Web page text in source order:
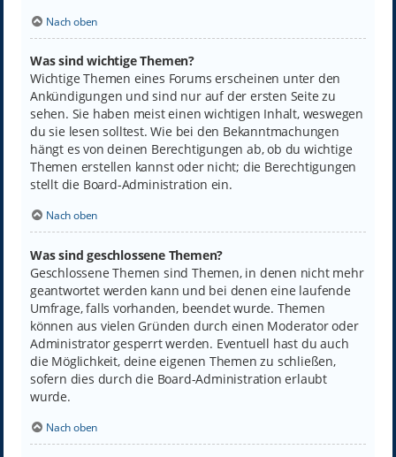
Nach oben
Was sind wichtige Themen?
Wichtige Themen eines Forums erscheinen unter den
Ankündigungen und sind nur auf der ersten Seite zu
sehen. Sie haben meist einen wichtigen Inhalt, weswegen
du sie lesen solltest. Wie bei den Bekanntmachungen
hängt es von deinen Berechtigungen ab, ob du wichtige
Themen erstellen kannst oder nicht; die Berechtigungen
stellt die Board-Administration ein.
Nach oben
Was sind geschlossene Themen?
Geschlossene Themen sind Themen, in denen nicht mehr
geantwortet werden kann und bei denen eine laufende
Umfrage, falls vorhanden, beendet wurde. Themen
können aus vielen Gründen durch einen Moderator oder
Administrator gesperrt werden. Eventuell hast du auch
die Möglichkeit, deine eigenen Themen zu schließen,
sofern dies durch die Board-Administration erlaubt
wurde.
Nach oben